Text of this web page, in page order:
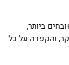
ביותר,
והקפדה על כל